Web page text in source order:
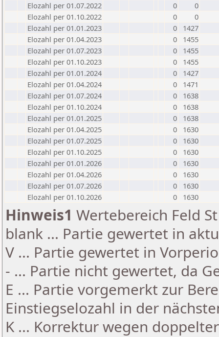
Elozahl per 01.07.2022
0
0
Elozahl per 01.10.2022
0
0
Elozahl per 01.01.2023
0
1427
Elozahl per 01.04.2023
0
1455
Elozahl per 01.07.2023
0
1455
Elozahl per 01.10.2023
0
1455
Elozahl per 01.01.2024
0
1427
Elozahl per 01.04.2024
0
1471
Elozahl per 01.07.2024
0
1638
Elozahl per 01.10.2024
0
1638
Elozahl per 01.01.2025
0
1638
Elozahl per 01.04.2025
0
1630
Elozahl per 01.07.2025
0
1630
Elozahl per 01.10.2025
0
1630
Elozahl per 01.01.2026
0
1630
Elozahl per 01.04.2026
0
1630
Elozahl per 01.07.2026
0
1630
Elozahl per 01.10.2026
0 1630
Hinweis1 Wertebereich Feld
blank ... Partie gewertet in
V ... Partie gewertet in
- ... Partie nicht gewertet, da
E ... Partie vorgemerkt zur
Einstiegselozahl in der
K ... Korrektur wegen